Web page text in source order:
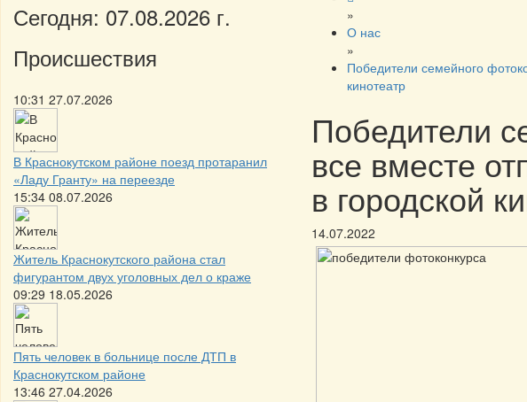
Сегодня: 07.08.2026 г.
Происшествия
10:31 27.07.2026
В Краснокутском районе поезд протаранил
«Ладу Гранту» на переезде
15:34 08.07.2026
Житель Краснокутского района стал
фигурантом двух уголовных дел о краже
09:29 18.05.2026
Пять человек в больнице после ДТП в
Краснокутском районе
13:46 27.04.2026
»
О нас
»
Победители семейного
кинотеатр
Победители
все вместе
в городской
14.07.2022